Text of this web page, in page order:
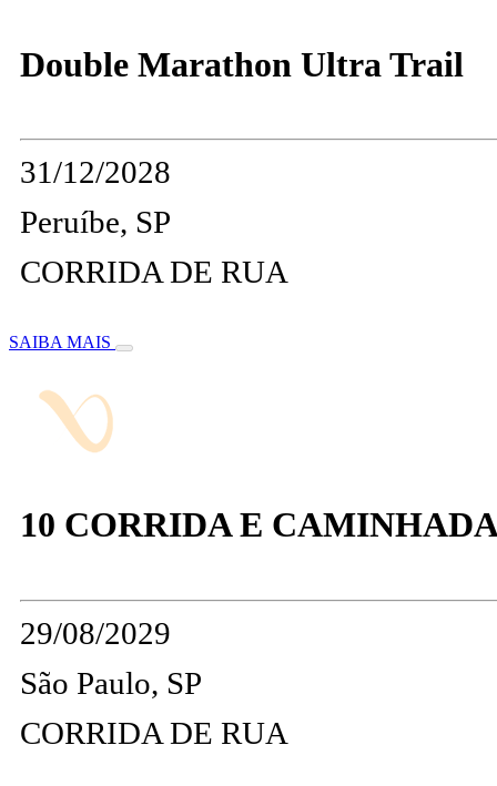
Double Marathon Ultra Trail
31/12/2028
Peruíbe, SP
CORRIDA DE RUA
SAIBA MAIS
10 CORRIDA E
29/08/2029
São Paulo, SP
CORRIDA DE RUA